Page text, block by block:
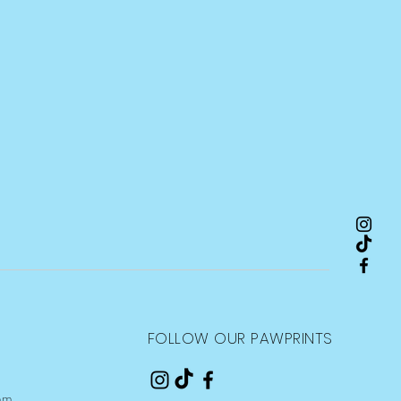
FOLLOW OUR PAWPRINTS